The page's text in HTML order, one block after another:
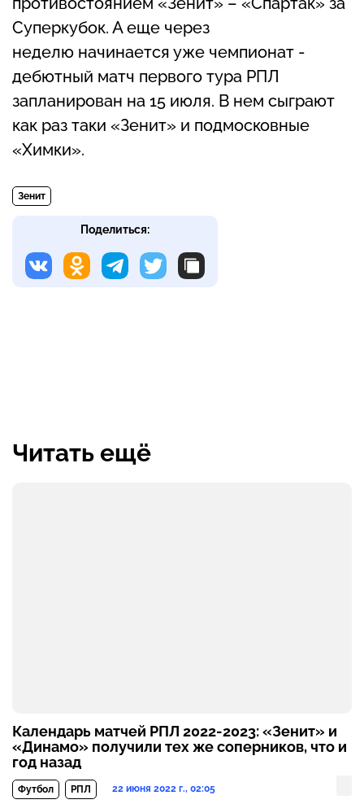
Суперкубок. А еще через
неделю начинается уже чемпионат -
дебютный матч первого тура РПЛ
запланирован на 15 июля. В нем сыграют
как раз таки «Зенит» и подмосковные
«Химки».
Зенит
Поделиться:
Читать ещё
Календарь матчей РПЛ 2022-2023: «Зенит» и
«Динамо» получили тех же соперников, что и
год назад
Футбол РПЛ 22 июня 2022 г., 02:05